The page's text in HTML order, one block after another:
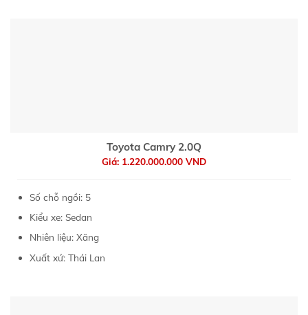
Toyota Camry 2.0Q
Giá: 1.220.000.000 VND
Số chỗ ngồi: 5
Kiểu xe: Sedan
Nhiên liệu: Xăng
Xuất xứ: Thái Lan